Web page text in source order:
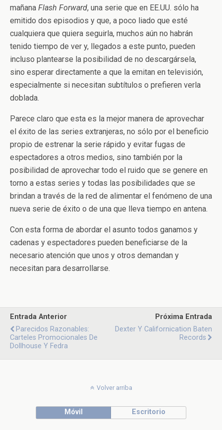
mañana Flash Forward, una serie que en EE.UU. sólo ha
emitido dos episodios y que, a poco liado que esté
cualquiera que quiera seguirla, muchos aún no habrán
tenido tiempo de ver y, llegados a este punto, pueden
incluso plantearse la posibilidad de no descargársela,
sino esperar directamente a que la emitan en televisión,
especialmente si necesitan subtítulos o prefieren verla
doblada.
Parece claro que esta es la mejor manera de aprovechar
el éxito de las series extranjeras, no sólo por el beneficio
propio de estrenar la serie rápido y evitar fugas de
espectadores a otros medios, sino también por la
posibilidad de aprovechar todo el ruido que se genere en
torno a estas series y todas las posibilidades que se
brindan a través de la red de alimentar el fenómeno de una
nueva serie de éxito o de una que lleva tiempo en antena.
Con esta forma de abordar el asunto todos ganamos y
cadenas y espectadores pueden beneficiarse de la
necesario atención que unos y otros demandan y
necesitan para desarrollarse.
Entrada Anterior
Parecidos Razonables:
Carteles Promocionales De
Dollhouse Y Fedra
Próxima Entrada
Dexter Y Californication Baten
Records
Volver arriba
Móvil Escritorio